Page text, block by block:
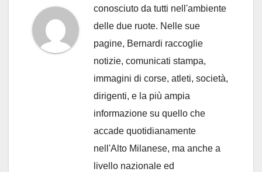
conosciuto da tutti nell'ambiente
delle due ruote. Nelle sue
pagine, Bernardi raccoglie
notizie, comunicati stampa,
immagini di corse, atleti, società,
dirigenti, e la più ampia
informazione su quello che
accade quotidianamente
nell'Alto Milanese, ma anche a
livello nazionale ed